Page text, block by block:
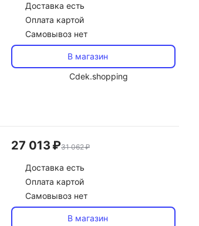
Доставка есть
Оплата картой
Самовывоз нет
В магазин
Cdek.shopping
27 013 ₽31 062 ₽
Доставка есть
Оплата картой
Самовывоз нет
В магазин